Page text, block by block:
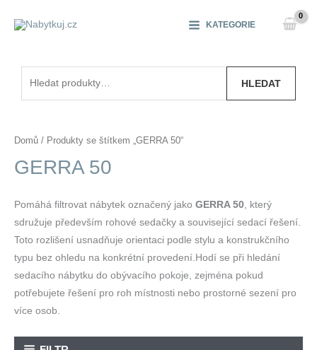
KATEGORIE
HLEDAT
Domů / Produkty se štítkem „GERRA 50“
GERRA 50
Pomáhá filtrovat nábytek označený jako GERRA 50 , který
sdružuje především rohové sedačky a související sedací řešení.
Toto rozlišení usnadňuje orientaci podle stylu a konstrukčního
typu bez ohledu na konkrétní provedení.Hodí se při hledání
sedacího nábytku do obývacího pokoje, zejména pokud
potřebujete řešení pro roh místnosti nebo prostorné sezení pro
více osob.